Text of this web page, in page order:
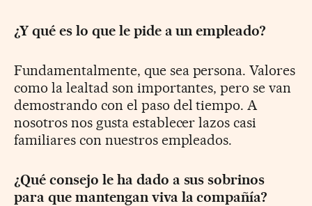
¿Y qué es lo que le pide a un empleado?
Fundamentalmente, que sea persona. Valores
como la lealtad son importantes, pero se van
demostrando con el paso del tiempo. A
nosotros nos gusta establecer lazos casi
familiares con nuestros empleados.
¿Qué consejo le ha dado a sus sobrinos
para que mantengan viva la compañía?